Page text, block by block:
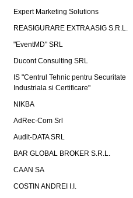
Expert Marketing Solutions
REASIGURARE EXTRA ASIG S.R.L.
"EventMD" SRL
Ducont Consulting SRL
IS "Centrul Tehnic pentru Securitate
Industriala si Certificare"
NIKBA
AdRec-Com Srl
Audit-DATA SRL
BAR GLOBAL BROKER S.R.L.
CAAN SA
COSTIN ANDREI I.I.